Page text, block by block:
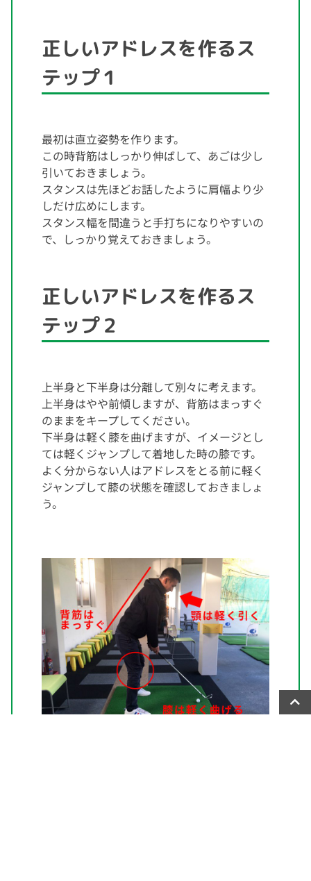
正しいアドレスを作るス
テップ１
最初は直立姿勢を作ります。
この時背筋はしっかり伸ばして、あごは少し
引いておきましょう。
スタンスは先ほどお話したように肩幅より少
しだけ広めにします。
スタンス幅を間違うと手打ちになりやすいの
で、しっかり覚えておきましょう。
正しいアドレスを作るス
テップ２
上半身と下半身は分離して別々に考えます。
上半身はやや前傾しますが、背筋はまっすぐ
のままをキープしてください。
下半身は軽く膝を曲げますが、イメージとし
ては軽くジャンプして着地した時の膝です。
よく分からない人はアドレスをとる前に軽く
ジャンプして膝の状態を確認しておきましょ
う。